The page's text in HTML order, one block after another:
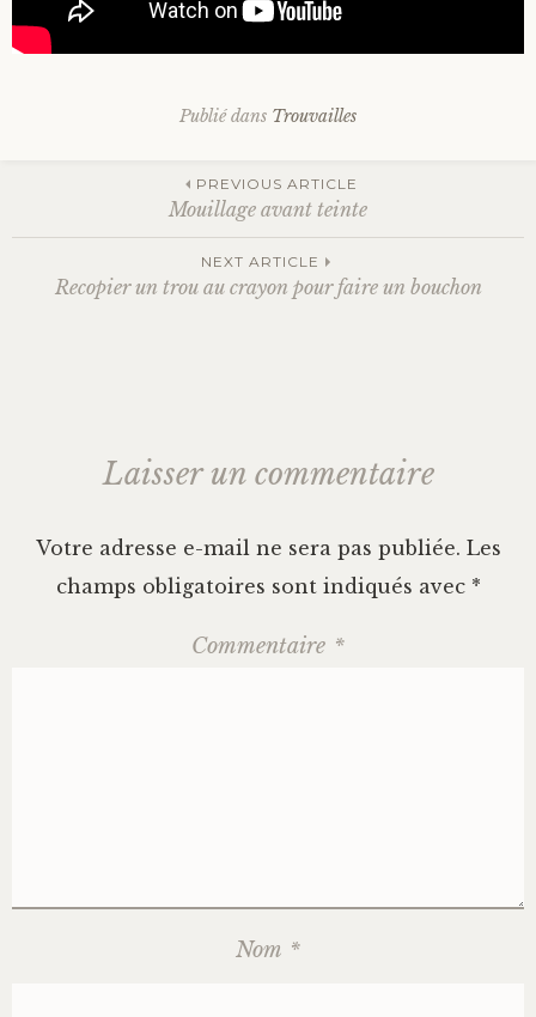
Publié dans Trouvailles
Navigation
des
PREVIOUS ARTICLE
Mouillage avant teinte
NEXT ARTICLE
Recopier un trou au crayon pour faire un bouchon
Laisser un commentaire
Votre adresse e-mail ne sera pas publiée. Les
champs obligatoires sont indiqués avec *
Commentaire *
Nom *